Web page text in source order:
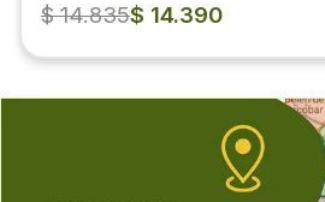
$ 14.835$ 14.390